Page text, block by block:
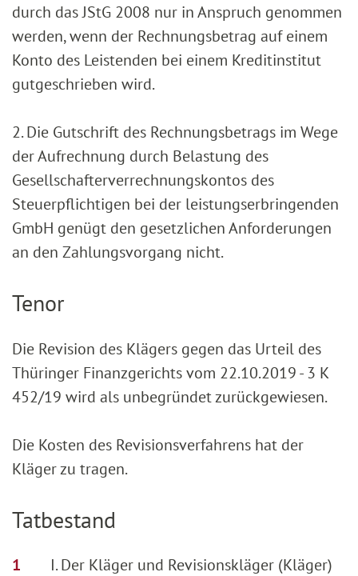
durch das JStG 2008 nur in Anspruch genommen
werden, wenn der Rechnungsbetrag auf einem
Konto des Leistenden bei einem Kreditinstitut
gutgeschrieben wird.
2. Die Gutschrift des Rechnungsbetrags im Wege
der Aufrechnung durch Belastung des
Gesellschafterverrechnungskontos des
Steuerpflichtigen bei der leistungserbringenden
GmbH genügt den gesetzlichen Anforderungen
an den Zahlungsvorgang nicht.
Tenor
Die Revision des Klägers gegen das Urteil des
Thüringer Finanzgerichts vom 22.10.2019 - 3 K
452/19 wird als unbegründet zurückgewiesen.
Die Kosten des Revisionsverfahrens hat der
Kläger zu tragen.
Tatbestand
I. Der Kläger und Revisionskläger (Kläger)